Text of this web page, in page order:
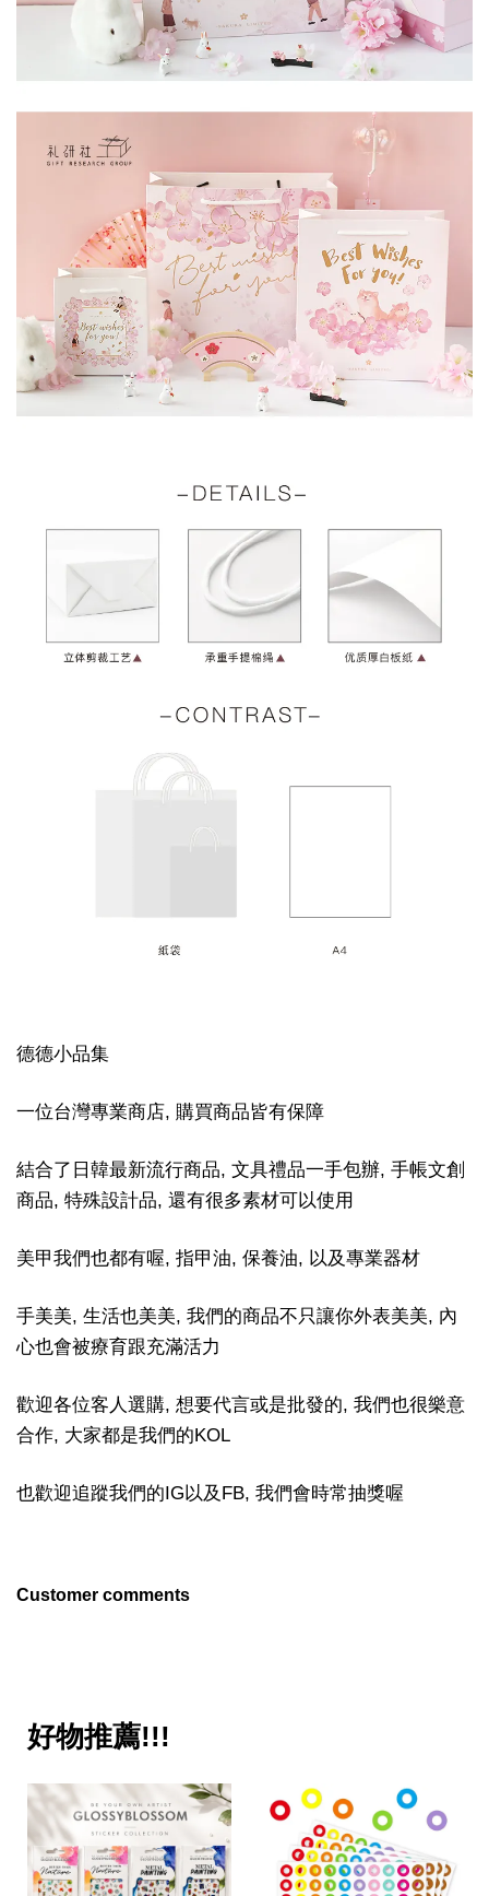
德德小品集
一位台灣專業商店, 購買商品皆有保障
結合了日韓最新流行商品, 文具禮品一手包辦, 手帳文創
商品, 特殊設計品, 還有很多素材可以使用
美甲我們也都有喔, 指甲油, 保養油, 以及專業器材
手美美, 生活也美美, 我們的商品不只讓你外表美美, 內
心也會被療育跟充滿活力
歡迎各位客人選購, 想要代言或是批發的, 我們也很樂意
合作, 大家都是我們的KOL
也歡迎追蹤我們的IG以及FB, 我們會時常抽獎喔
Customer comments
好物推薦!!!